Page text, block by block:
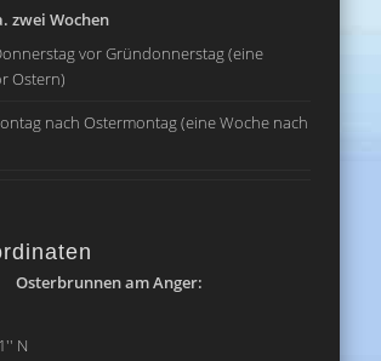
zwei Wochen
vor Gründonnerstag (eine
Ostern)
nach Ostermontag (eine Woche nach
Osterbrunnen am Anger:
N